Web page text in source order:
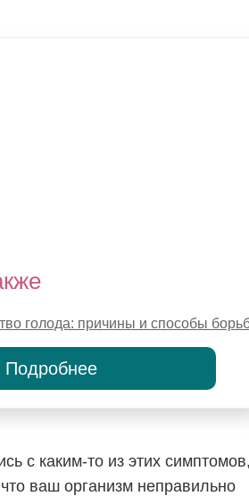
голода: причины и способы
Подробнее
с каким-то из этих
ваш организм неправильно